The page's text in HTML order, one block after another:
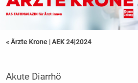
« Ärzte Krone |AEK 24|2024
Akute Diarrhö